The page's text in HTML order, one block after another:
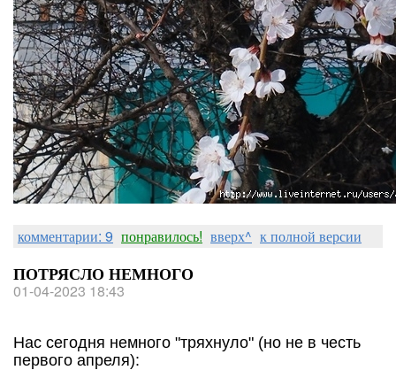
комментарии: 9 понравилось! вверх^ к полной версии
ПОТРЯСЛО НЕМНОГО
01-04-2023 18:43
Нас сегодня немного "тряхнуло" (но не в честь
первого апреля):